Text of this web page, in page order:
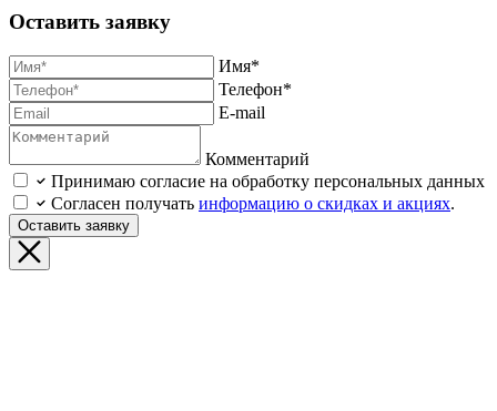
Оставить заявку
Имя*
Телефон*
E-mail
Комментарий
Принимаю согласие на обработку персональных данных
Согласен получать информацию о скидках и акциях.
Оставить заявку